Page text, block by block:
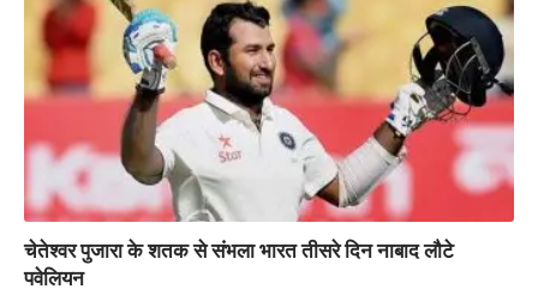
चेतेश्वर पुजारा के शतक से संभला भारत तीसरे दिन नाबाद लौटे
पवेलियन